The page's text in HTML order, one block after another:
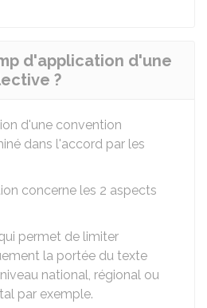
d'application d'une
?
d'une convention
dans l'accord par les
concerne les 2 aspects
permet de limiter
la portée du texte
national, régional ou
par exemple.